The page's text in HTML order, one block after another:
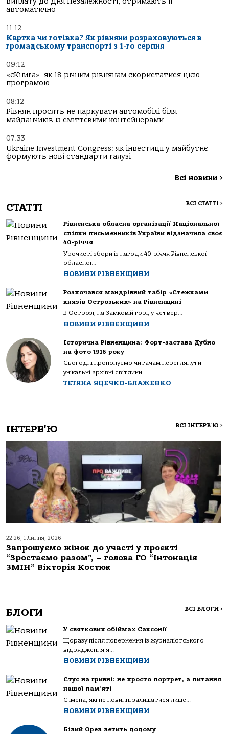
автоматично
11:12
Картка чи готівка? Як рівняни розраховуються в
громадському транспорті з 1-го серпня
09:12
«єКнига»: як 18-річним рівнянам скористатися цією
програмою
08:12
Рівнян просять не паркувати автомобілі біля
майданчиків із сміттєвими контейнерами
07:33
Ukraine Investment Congress: як інвестиції у майбутнє
формують нові стандарти галузі
Всі новини >
СТАТТІ ВСІ СТАТТІ >
Рівненська обласна організації Національної
спілки письменників України відзначила своє
40-річчя
Урочисті збори із нагоди 40-річчя Рівненської
обласної...
НОВИНИ РІВНЕНЩИНИ
Розпочався мандрівний табір «Стежками
князів Острозьких» на Рівненщині
В Острозі, на Замковій горі, у четвер...
НОВИНИ РІВНЕНЩИНИ
Історична Рівненщина: Форт-застава Дубно
на фото 1916 року
Сьогодні пропонуємо читачам переглянути
унікальні архівні світлини...
ТЕТЯНА ЯЦЕЧКО-БЛАЖЕНКО
ІНТЕРВ'Ю ВСІ ІНТЕРВ'Ю >
22:26, 1 Липня, 2026
Запрошуємо жінок до участі у проєкті
“Зростаємо разом”, – голова ГО “Інтонація
ЗМІН” Вікторія Костюк
БЛОГИ ВСІ БЛОГИ >
У святкових обіймах Саксонії
Щоразу після повернення із журналістського
відрядження я...
НОВИНИ РІВНЕНЩИНИ
Стус на гривні: не просто портрет, а питання
нашої пам’яті
Є імена, які не повинні залишатися лише...
НОВИНИ РІВНЕНЩИНИ
Білий Орел летить додому